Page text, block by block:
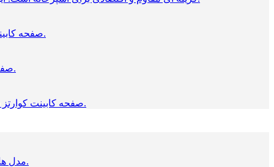
صفحه کابینت، لبه تخت ایتالیایی دارای کیفیت بسیار بالا است،که با روکش اچ پی ال ضخیم تولید می شود و مغزی نئوپان سبز، ضد آب دارد.
صفحه کابینت کورین، بسیار لوکس است و اتصالات بدون درز دارد، انعطاف پذیری بالا، نگهداری آسان، و ایدآل برای آشپزخانه است.
صفحه کابینت کوارتز سخت ترین سطوح سنگی را دارد، که از مواد معدنی موجود در طبیعت ساخته شده اند، و بسیار مناسب کابینت آشپزخانه هستند.
مدل های مختلف اجاق گازهای رومیزی و توکار ما، را با برند آلتون، در انواع گازی، برقی یا القایی یکی را برای آشپزخانه خود خرید کنید.